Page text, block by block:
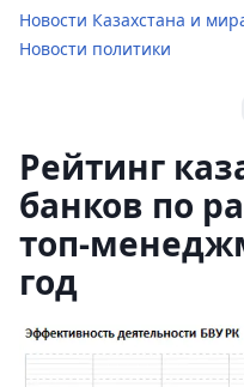
Новости Казахстана и
Новости политики
Рейтинг
банков по
топ-
год